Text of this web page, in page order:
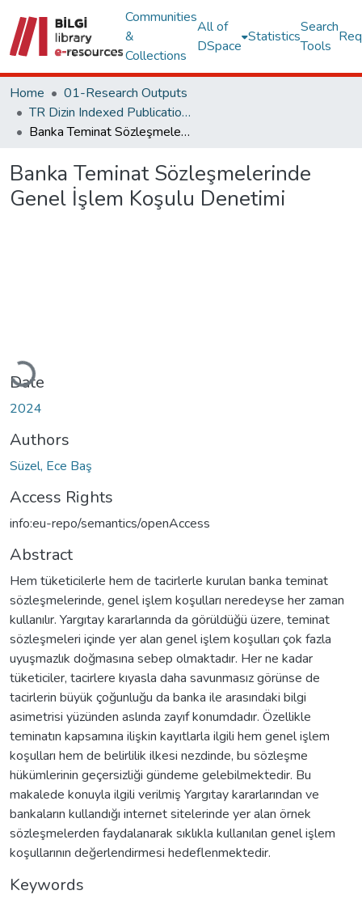
Communities
&
Collections
All of
DSpace
Statistics
Search
Tools
Home
01-Research Outputs
TR Dizin Indexed Publications
Banka Teminat Sözleşmelerinde Genel İşlem Koşulu Denetimi
Banka Teminat Sözleşmelerinde
Genel İşlem Koşulu Denetimi
Loading...
Date
2024
Authors
Süzel, Ece Baş
Access Rights
info:eu-repo/semantics/openAccess
Abstract
Hem tüketicilerle hem de tacirlerle kurulan banka teminat
sözleşmelerinde, genel işlem koşulları neredeyse her zaman
kullanılır. Yargıtay kararlarında da görüldüğü üzere, teminat
sözleşmeleri içinde yer alan genel işlem koşulları çok fazla
uyuşmazlık doğmasına sebep olmaktadır. Her ne kadar
tüketiciler, tacirlere kıyasla daha savunmasız görünse de
tacirlerin büyük çoğunluğu da banka ile arasındaki bilgi
asimetrisi yüzünden aslında zayıf konumdadır. Özellikle
teminatın kapsamına ilişkin kayıtlarla ilgili hem genel işlem
koşulları hem de belirlilik ilkesi nezdinde, bu sözleşme
hükümlerinin geçersizliği gündeme gelebilmektedir. Bu
makalede konuyla ilgili verilmiş Yargıtay kararlarından ve
bankaların kullandığı internet sitelerinde yer alan örnek
sözleşmelerden faydalanarak sıklıkla kullanılan genel işlem
koşullarının değerlendirmesi hedeflenmektedir.
Keywords